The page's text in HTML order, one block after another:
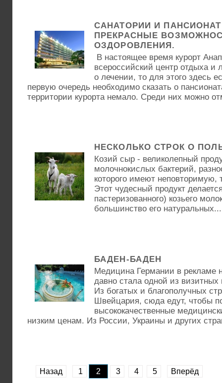
САНАТОРИИ И
ПРЕКРАСНЫЕ
ОЗДОРОВЛЕНИЯ.
В настоящее время курорт
всероссийский центр отдыха и
о лечении, то для этого здесь
первую очередь необходимо сказать о
территории курорта немало. Среди них можно
НЕСКОЛЬКО СТРОК О
Козий сыр - великолепный
молочнокислых бактерий,
которого имеют неповторимую,
Этот чудесный продукт
пастеризованного) козьего
большинство его натуральных...
БАДЕН-БАДЕН
Медицина Германии в рекламе
давно стала одной из визитных
Из богатых и благополучных
Швейцария, сюда едут, чтобы
высококачественные
низким ценам. Из России, Украины и других
Назад 1 2 3 4 5 Вперёд